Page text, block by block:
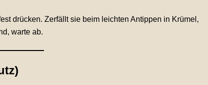
drücken. Zerfällt sie beim leichten Antippen in Krümel,
warte ab.